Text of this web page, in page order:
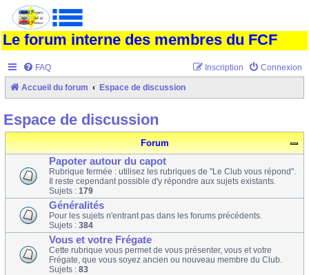
Le forum interne des membres du FCF
FAQ Connexion
Inscription
Accueil du forum Espace de discussion
Espace de discussion
Forum
Papoter autour du capot
Rubrique fermée : utilisez les rubriques de "Le Club vous répond".
Il reste cependant possible d'y répondre aux sujets existants.
Sujets : 179
Généralités
Pour les sujets n'entrant pas dans les forums précédents.
Sujets : 384
Vous et votre Frégate
Cette rubrique vous permet de vous présenter, vous et votre
Frégate, que vous soyez ancien ou nouveau membre du Club.
Sujets : 83